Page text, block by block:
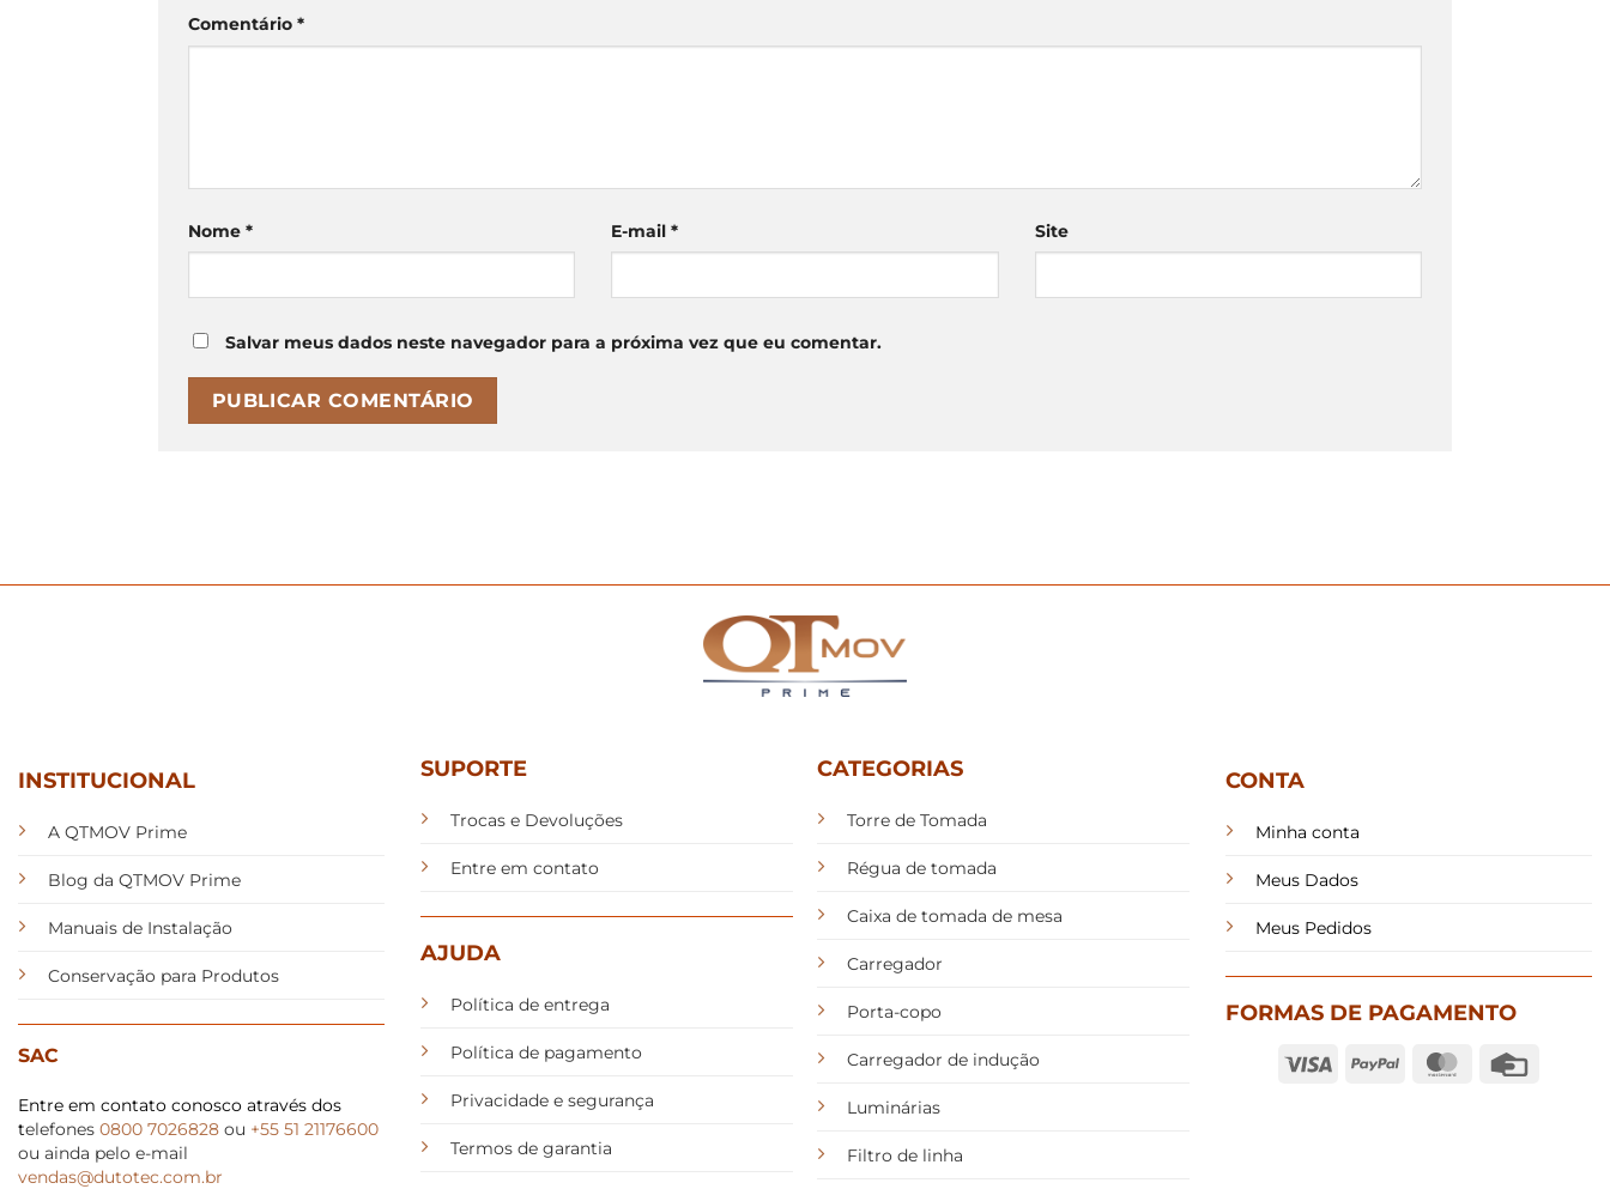
Comentário *
Nome * E-mail* Site
Salvar meus dados neste navegador para a próxima vez que eu comentar.
INSTITUCIONAL
A QTMOV Prime
Blog da QTMOV Prime
Manuais de Instalação
Conservação para Produtos
SAC
Entre em contato conosco através dos
telefones 0800 7026828 ou +55 51 21176600
ou ainda pelo e-mail
vendas@dutotec.com.br
SUPORTE
Trocas e Devoluções
Entre em contato
AJUDA
Política de entrega
Política de pagamento
Privacidade e segurança
Termos de garantia
CATEGORIAS
Torre de Tomada
Régua de tomada
Caixa de tomada de mesa
Carregador
Porta-copo
Carregador de indução
Luminárias
Filtro de linha
CONTA
Minha conta
Meus Dados
Meus Pedidos
FORMAS DE PAGAMENTO
Visa PayPal MasterCard